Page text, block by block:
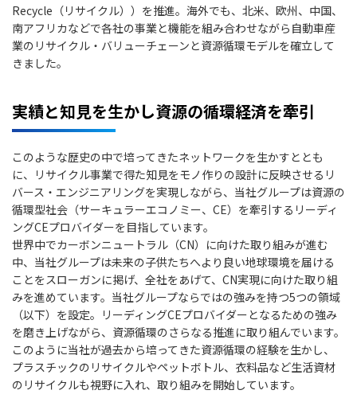
Recycle（リサイクル））を推進。海外でも、北米、欧州、中国、
南アフリカなどで各社の事業と機能を組み合わせながら自動車産
業のリサイクル・バリューチェーンと資源循環モデルを確立して
きました。
実績と知見を生かし資源の循環経済を牽引
このような歴史の中で培ってきたネットワークを生かすととも
に、リサイクル事業で得た知見をモノ作りの設計に反映させるリ
バース・エンジニアリングを実現しながら、当社グループは資源の
循環型社会（サーキュラーエコノミー、CE）を牽引するリーディ
ングCEプロバイダーを目指しています。
世界中でカーボンニュートラル（CN）に向けた取り組みが進む
中、当社グループは未来の子供たちへより良い地球環境を届ける
ことをスローガンに掲げ、全社をあげて、CN実現に向けた取り組
みを進めています。当社グループならではの強みを持つ5つの領域
（以下）を設定。リーディングCEプロバイダーとなるための強み
を磨き上げながら、資源循環のさらなる推進に取り組んでいます。
このように当社が過去から培ってきた資源循環の経験を生かし、
プラスチックのリサイクルやペットボトル、衣料品など生活資材
のリサイクルも視野に入れ、取り組みを開始しています。